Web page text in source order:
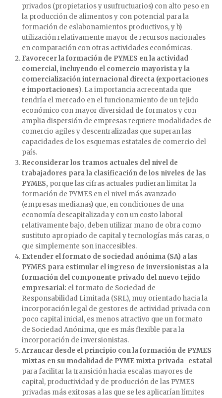
privados (propietarios y usufructuarios) con alto peso en
la producción de alimentos y con potencial para la
formación de eslabonamientos productivos, y b)
utilización relativamente mayor de recursos nacionales
en comparación con otras actividades económicas.
Favorecer la formación de PYMES en la actividad
comercial, incluyendo el comercio mayorista y la
comercialización internacional directa (exportaciones
e importaciones). La importancia acrecentada que
tendría el mercado en el funcionamiento de un tejido
económico con mayor diversidad de formatos y con
amplia dispersión de empresas requiere modalidades de
comercio agiles y descentralizadas que superan las
capacidades de los esquemas estatales de comercio del
país.
Reconsiderar los tramos actuales del nivel de
trabajadores para la clasificación de los niveles de las
PYMES, porque las cifras actuales pudieran limitar la
formación de PYMES en el nivel más avanzado
(empresas medianas) que, en condiciones de una
economía descapitalizada y con un costo laboral
relativamente bajo, deben utilizar mano de obra como
sustituto apropiado de capital y tecnologías más caras, o
que simplemente son inaccesibles.
Extender el formato de sociedad anónima (SA) a las
PYMES para estimular el ingreso de inversionistas a la
formación del componente privado del nuevo tejido
empresarial: el formato de Sociedad de
Responsabilidad Limitada (SRL), muy orientado hacia la
incorporación legal de gestores de actividad privada con
poco capital inicial, es menos atractivo que un formato
de Sociedad Anónima, que es más flexible para la
incorporación de inversionistas.
Arrancar desde el principio con la formación de PYMES
mixtas en su modalidad de PYME mixta privada- estatal
para facilitar la transición hacia escalas mayores de
capital, productividad y de producción de las PYMES
privadas más exitosas a las que se les aplicarían límites